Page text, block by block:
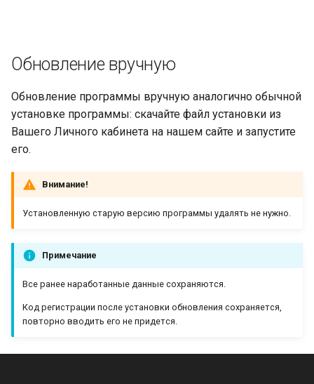
Обновление вручную
Обновление программы вручную аналогично обычной
установке программы: скачайте файл установки из
Вашего Личного кабинета на нашем сайте и запустите
его.
Внимание!
Установленную старую версию программы удалять не нужно.
Примечание
Все ранее наработанные данные сохраняются.
Код регистрации после установки обновления сохраняется,
повторно вводить его не придется.